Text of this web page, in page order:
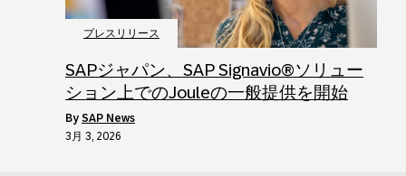
プレスリリース
SAPジャパン、SAP Signavio®ソリュー
ション上でのJouleの一般提供を開始
by SAP News
3月 3, 2026